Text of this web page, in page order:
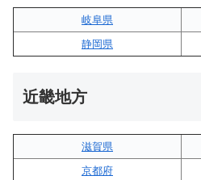
岐阜県
静岡県
近畿地方
滋賀県
京都府